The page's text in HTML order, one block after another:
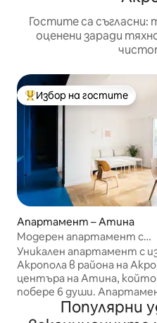
Гостите са съгласни:
оценени заради
Най-популярен избор на
Избор на гостите
Апартамент – Атина
Модерен апартамент с
2 спални/2 бани с изглед
Акропола
Уникален апартамент с
Акропола в района на
центъра на Атина,
побере 6 души.
чисто нов вътре
г.) и е само на 3 метра от
Популярни